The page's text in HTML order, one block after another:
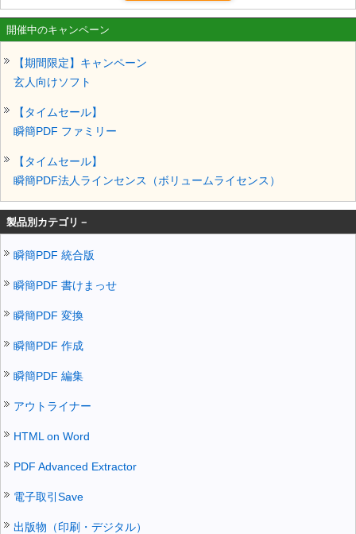
開催中のキャンペーン
【期間限定】キャンペーン
玄人向けソフト
【タイムセール】
瞬簡PDF ファミリー
【タイムセール】
瞬簡PDF法人ラインセンス（ボリュームライセンス）
製品別カテゴリ－
瞬簡PDF 統合版
瞬簡PDF 書けまっせ
瞬簡PDF 変換
瞬簡PDF 作成
瞬簡PDF 編集
アウトライナー
HTML on Word
PDF Advanced Extractor
電子取引Save
出版物（印刷・デジタル）